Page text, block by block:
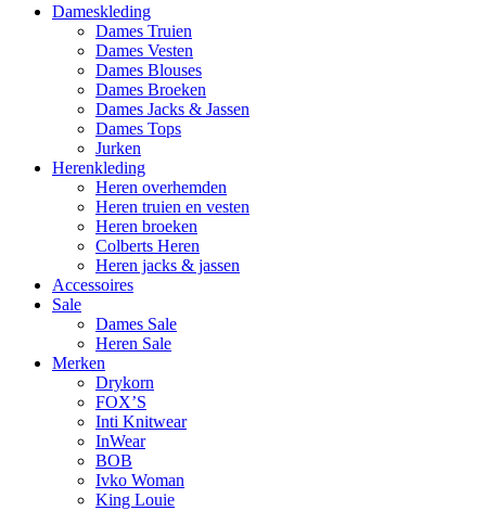
Dameskleding
Dames Truien
Dames Vesten
Dames Blouses
Dames Broeken
Dames Jacks & Jassen
Dames Tops
Jurken
Herenkleding
Heren overhemden
Heren truien en vesten
Heren broeken
Colberts Heren
Heren jacks & jassen
Accessoires
Sale
Dames Sale
Heren Sale
Merken
Drykorn
FOX’S
Inti Knitwear
InWear
BOB
Ivko Woman
King Louie